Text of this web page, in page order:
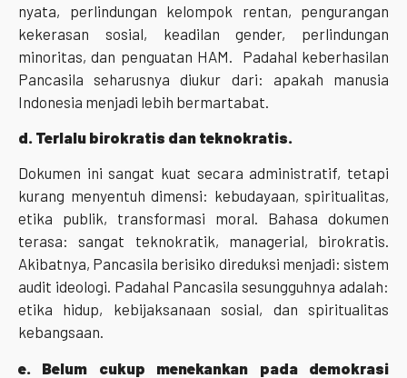
nyata, perlindungan kelompok rentan, pengurangan
kekerasan sosial, keadilan gender, perlindungan
minoritas, dan penguatan HAM. Padahal keberhasilan
Pancasila seharusnya diukur dari: apakah manusia
Indonesia menjadi lebih bermartabat.
d. Terlalu birokratis dan teknokratis.
Dokumen ini sangat kuat secara administratif, tetapi
kurang menyentuh dimensi: kebudayaan, spiritualitas,
etika publik, transformasi moral. Bahasa dokumen
terasa: sangat teknokratik, managerial, birokratis.
Akibatnya, Pancasila berisiko direduksi menjadi: sistem
audit ideologi. Padahal Pancasila sesungguhnya adalah:
etika hidup, kebijaksanaan sosial, dan spiritualitas
kebangsaan.
e. Belum cukup menekankan pada demokrasi